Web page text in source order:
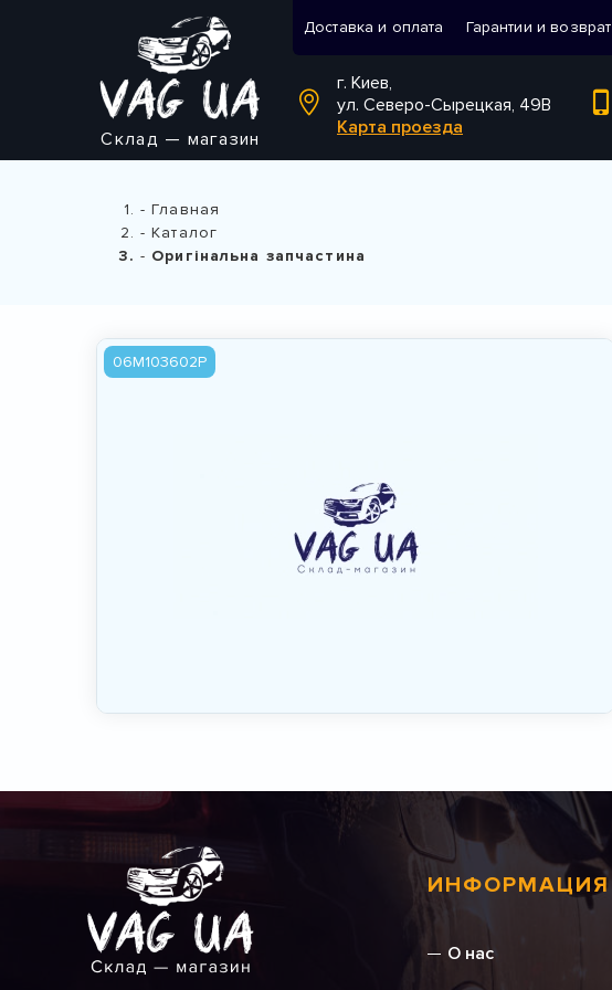
Склад — магазин
Доставка и оплата Гарантии и возврат
г. Киев,
ул. Северо-Сырецкая, 49В
Карта проезда
Главная
Каталог
Оригінальна запчастина
06M103602P
ИНФОРМАЦИЯ
О нас